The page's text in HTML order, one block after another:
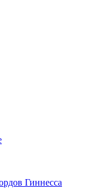
Гиннесса